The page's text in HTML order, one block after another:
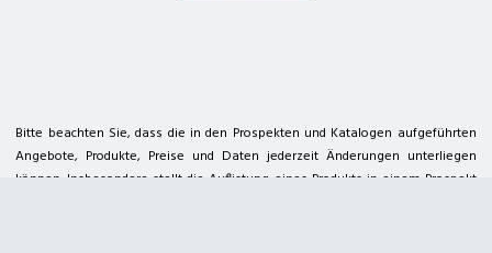
Bitte beachten Sie, dass die in den Prospekten und Katalogen aufgeführten
Angebote, Produkte, Preise und Daten jederzeit Änderungen unterliegen
können. Insbesondere stellt die Auflistung eines Produkts in einem Prospekt
Kontakt Geschäftszeiten Impressum DatenschutzerklärungSitemap